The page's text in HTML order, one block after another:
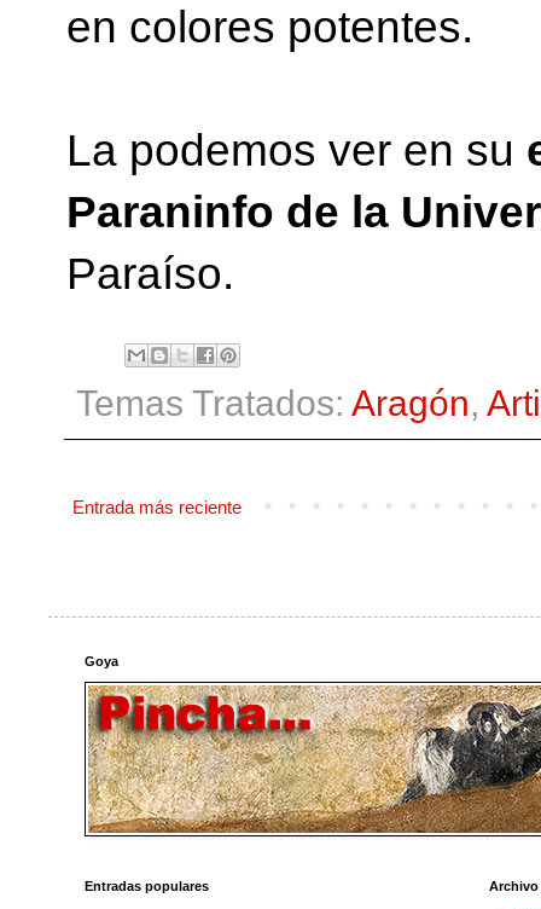
en colores potentes.
La podemos ver en su
Paraninfo de la
Paraíso.
Temas Tratados: Aragón,
Entrada más reciente
Goya
Entradas populares